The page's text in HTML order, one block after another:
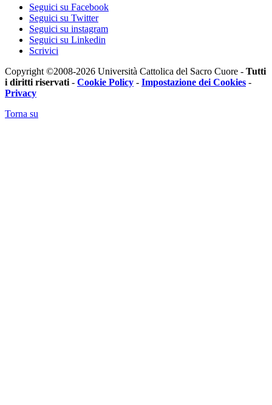
Seguici su Facebook
Seguici su Twitter
Seguici su instagram
Seguici su Linkedin
Scrivici
Copyright ©2008-2026 Università Cattolica del Sacro Cuore - Tutti
i diritti riservati - Cookie Policy - Impostazione dei Cookies -
Privacy
Torna su